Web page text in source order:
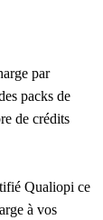
par
packs de
de crédits
Qualiopi ce
à vos